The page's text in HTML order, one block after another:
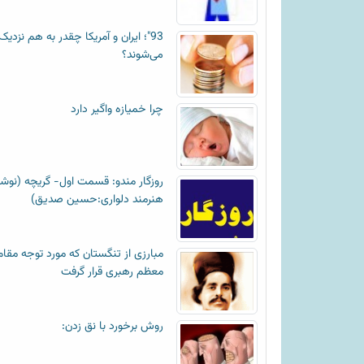
93"؛ ایران و آمریکا چقدر به هم
می‌شوند؟
چرا خمیازه واگیر دارد
روزگار مندو: قسمت اول- گریچه
هنرمند دلواری:حسین صدیق)
مبارزی از تنگستان که مورد توجه
معظم رهبری قرار گرفت
روش برخورد با نق زدن: